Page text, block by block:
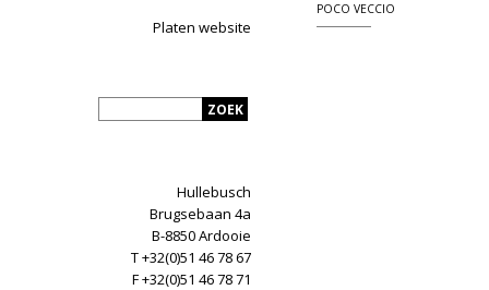
Platen website
Hullebusch
Brugsebaan 4a
B-8850 Ardooie
T +32(0)51 46 78 67
F +32(0)51 46 78 71
POCO VECCIO